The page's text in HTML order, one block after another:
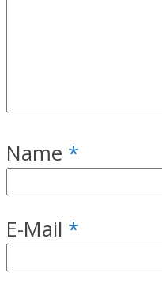
Name *
E-Mail *